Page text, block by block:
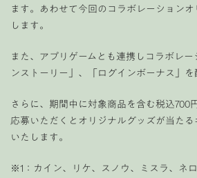
ます。あわせて今回のコラボレーション
します。
また、アプリゲームとも連携しコラボレ
ンストーリー」、「ログインボーナス」を
さらに、期間中に対象商品を含む税込700
応募いただくとオリジナルグッズが当た
いたします。
※1：カイン、リケ、スノウ、ミスラ、ネ